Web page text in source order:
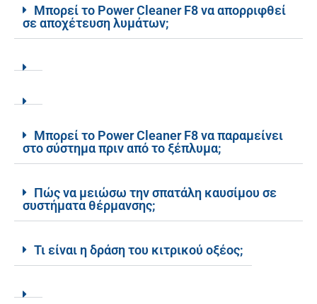
Μπορεί το Power Cleaner F8 να απορριφθεί
σε αποχέτευση λυμάτων;
Μπορεί το Power Cleaner F8 να παραμείνει
στο σύστημα πριν από το ξέπλυμα;
Πώς να μειώσω την σπατάλη καυσίμου σε
συστήματα θέρμανσης;
Τι είναι η δράση του κιτρικού οξέος;